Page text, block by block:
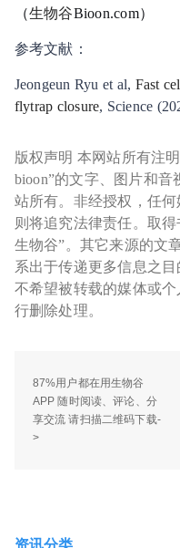
（生物谷Bioon.com）
参考文献：
Jeongeun Ryu et al, Fast
flytrap closure, Science
版权声明 本网站所有注
bioon”的文字、图片和音
站所有。非经授权，任
则将追究法律责任。取
生物谷”。其它来源的文
系出于传递更多信息之
不希望被转载的媒体或
行删除处理。
87%用户都在用生物谷
APP 随时阅读、评论、分
享交流 请扫描二维码下载-
>
资讯分类